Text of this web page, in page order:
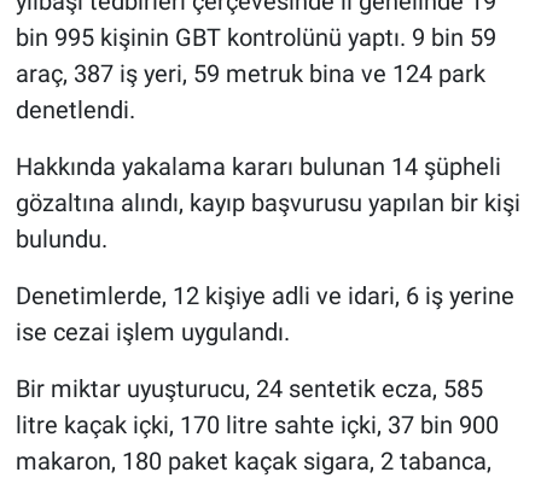
bin 995 kişinin GBT kontrolünü yaptı. 9 bin 59
araç, 387 iş yeri, 59 metruk bina ve 124 park
denetlendi.
Hakkında yakalama kararı bulunan 14 şüpheli
gözaltına alındı, kayıp başvurusu yapılan bir kişi
bulundu.
Denetimlerde, 12 kişiye adli ve idari, 6 iş yerine
ise cezai işlem uygulandı.
Bir miktar uyuşturucu, 24 sentetik ecza, 585
litre kaçak içki, 170 litre sahte içki, 37 bin 900
makaron, 180 paket kaçak sigara, 2 tabanca,